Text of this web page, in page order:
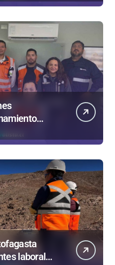
laborales